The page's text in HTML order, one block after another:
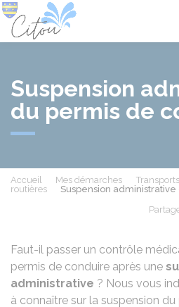
Suspension
du permis de
Accueil Mes démarches
routières
Suspension
Faut-il passer un contrôle
permis de conduire après une
administrative ? Nous vous
à connaître sur la suspension